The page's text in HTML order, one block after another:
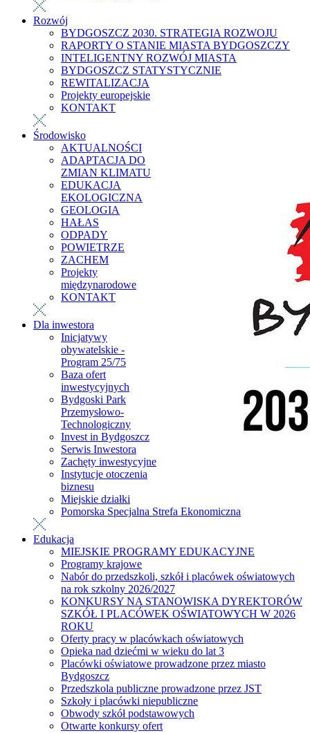
Rozwój
BYDGOSZCZ 2030. STRATEGIA ROZWOJU
RAPORTY O STANIE MIASTA BYDGOSZCZY
INTELIGENTNY ROZWÓJ MIASTA
BYDGOSZCZ STATYSTYCZNIE
REWITALIZACJA
Projekty europejskie
KONTAKT
Środowisko
AKTUALNOŚCI
ADAPTACJA DO
ZMIAN KLIMATU
EDUKACJA
EKOLOGICZNA
GEOLOGIA
HAŁAS
ODPADY
POWIETRZE
ZACHEM
Projekty
międzynarodowe
KONTAKT
Dla inwestora
Inicjatywy
obywatelskie -
Program 25/75
Baza ofert
inwestycyjnych
Bydgoski Park
Przemysłowo-
Technologiczny
Invest in Bydgoszcz
Serwis Inwestora
Zachęty inwestycyjne
Instytucje otoczenia
biznesu
Miejskie działki
Pomorska Specjalna Strefa Ekonomiczna
Edukacja
MIEJSKIE PROGRAMY EDUKACYJNE
Programy krajowe
Nabór do przedszkoli, szkół i placówek oświatowych
na rok szkolny 2026/2027
KONKURSY NA STANOWISKA DYREKTORÓW
SZKÓŁ I PLACÓWEK OŚWIATOWYCH W 2026
ROKU
Oferty pracy w placówkach oświatowych
Opieka nad dziećmi w wieku do lat 3
Placówki oświatowe prowadzone przez miasto
Bydgoszcz
Przedszkola publiczne prowadzone przez JST
Szkoły i placówki niepubliczne
Obwody szkół podstawowych
Otwarte konkursy ofert